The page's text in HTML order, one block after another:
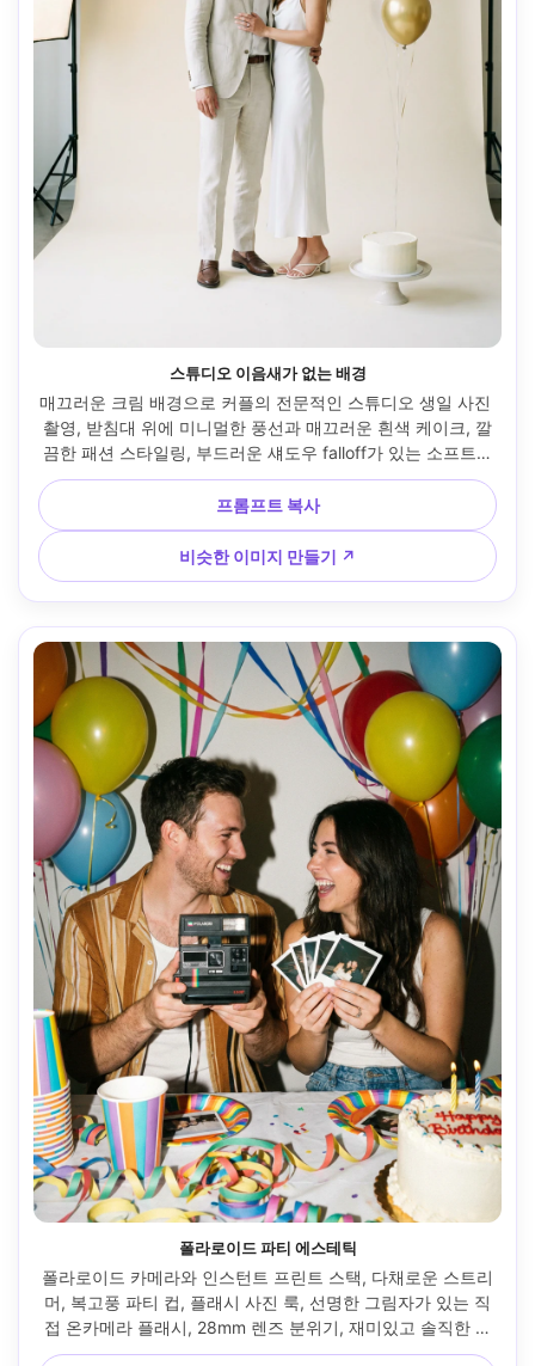
스튜디오 이음새가 없는 배경
매끄러운 크림 배경으로 커플의 전문적인 스튜디오 생일 사진
촬영, 받침대 위에 미니멀한 풍선과 매끄러운 흰색 케이크, 깔
끔한 패션 스타일링, 부드러운 섀도우 falloff가 있는 소프트박
스 키 라이트, 85mm f/2 룩, 전신 인물 사진, 편집 포즈, 초현
실적인 피부 질감 --ar 4:5
프롬프트 복사
비슷한 이미지 만들기 ↗
폴라로이드 파티 에스테틱
폴라로이드 카메라와 인스턴트 프린트 스택, 다채로운 스트리
머, 복고풍 파티 컵, 플래시 사진 룩, 선명한 그림자가 있는 직
접 온카메라 플래시, 28mm 렌즈 분위기, 재미있고 솔직한 프
레임, 알갱이 있지만 현실적인 영화 미학, 사실적이고 부드러